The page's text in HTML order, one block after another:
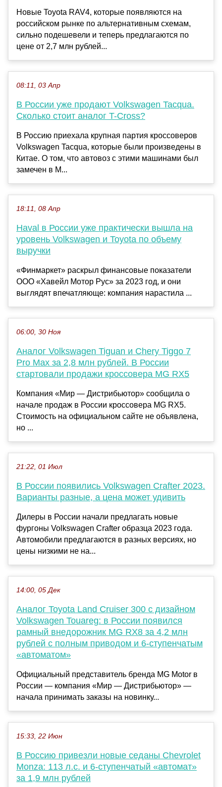
Новые Toyota RAV4, которые появляются на
российском рынке по альтернативным схемам,
сильно подешевели и теперь предлагаются по
цене от 2,7 млн рублей...
08:11, 03 Апр
В России уже продают Volkswagen Tacqua.
Сколько стоит аналог T-Cross?
В Россию приехала крупная партия кроссоверов
Volkswagen Tacqua, которые были произведены в
Китае. О том, что автовоз с этими машинами был
замечен в М...
18:11, 08 Апр
Haval в России уже практически вышла на
уровень Volkswagen и Toyota по объему
выручки
«Финмаркет» раскрыл финансовые показатели
OOO «Хавейл Мотор Рус» за 2023 год, и они
выглядят впечатляюще: компания нарастила ...
06:00, 30 Ноя
Аналог Volkswagen Tiguan и Chery Tiggo 7
Pro Max за 2,8 млн рублей. В России
стартовали продажи кроссовера MG RX5
Компания «Мир — Дистрибьютор» сообщила о
начале продаж в России кроссовера MG RX5.
Стоимость на официальном сайте не объявлена,
но ...
21:22, 01 Июл
В России появились Volkswagen Crafter 2023.
Варианты разные, а цена может удивить
Дилеры в России начали предлагать новые
фургоны Volkswagen Crafter образца 2023 года.
Автомобили предлагаются в разных версиях, но
цены низкими не на...
14:00, 05 Дек
Аналог Toyota Land Cruiser 300 с дизайном
Volkswagen Touareg: в России появился
рамный внедорожник MG RX8 за 4,2 млн
рублей с полным приводом и 6-ступенчатым
«автоматом»
Официальный представитель бренда MG Motor в
России — компания «Мир — Дистрибьютор» —
начала принимать заказы на новинку...
15:33, 22 Июн
В Россию привезли новые седаны Chevrolet
Monza: 113 л.с. и 6-ступенчатый «автомат»
за 1,9 млн рублей